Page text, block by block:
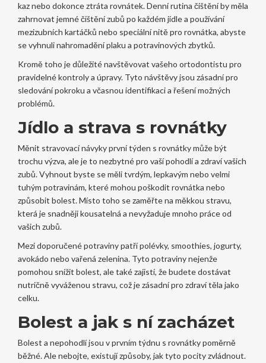
kaz nebo dokonce ztráta rovnátek. Denní rutina čištění by měla
zahrnovat jemné čištění zubů po každém jídle a používání
mezizubních kartáčků nebo speciální nitě pro rovnátka, abyste
se vyhnuli nahromadění plaku a potravinových zbytků.
Kromě toho je důležité navštěvovat vašeho ortodontistu pro
pravidelné kontroly a úpravy. Tyto návštěvy jsou zásadní pro
sledování pokroku a včasnou identifikaci a řešení možných
problémů.
Jídlo a strava s rovnátky
Měnit stravovací návyky první týden s rovnátky může být
trochu výzva, ale je to nezbytné pro vaší pohodlí a zdraví vašich
zubů. Vyhnout byste se měli tvrdým, lepkavým nebo velmi
tuhým potravinám, které mohou poškodit rovnátka nebo
způsobit bolest. Místo toho se zaměřte na měkkou stravu,
která je snadněji kousatelná a nevyžaduje mnoho práce od
vašich zubů.
Mezi doporučené potraviny patří polévky, smoothies, jogurty,
avokádo nebo vařená zelenina. Tyto potraviny nejenže
pomohou snížit bolest, ale také zajistí, že budete dostávat
nutričně vyváženou stravu, což je zásadní pro zdraví těla jako
celku.
Bolest a jak s ní zacházet
Bolest a nepohodlí jsou v prvním týdnu s rovnátky poměrně
běžné. Ale nebojte, existují způsoby, jak tyto pocity zvládnout.